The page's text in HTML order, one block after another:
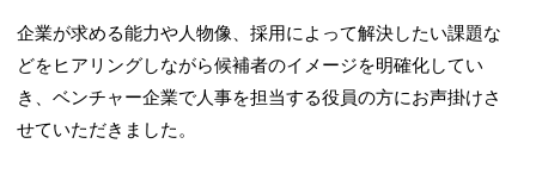
企業が求める能力や人物像、採用によって解決したい課題な
どをヒアリングしながら候補者のイメージを明確化してい
き、ベンチャー企業で人事を担当する役員の方にお声掛けさ
せていただきました。